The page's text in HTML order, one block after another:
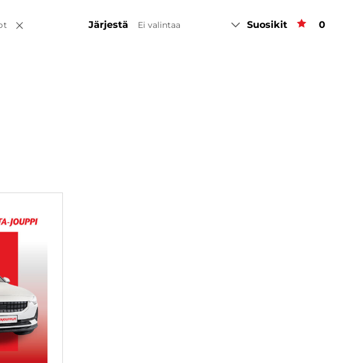
Poista valinta Järjestä Ei valintaa Suosikit 0